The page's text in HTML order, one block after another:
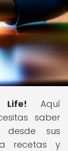
Life! Aquí
saber
desde sus
recetas y